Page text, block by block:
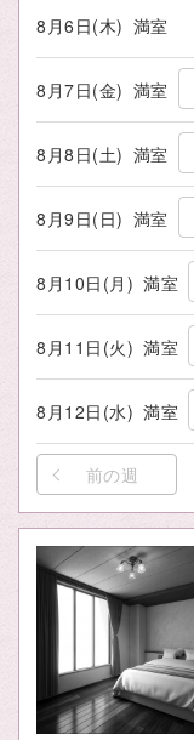
8月6日(木) 満室
8月7日(金) 満室
8月8日(土) 満室
8月9日(日) 満室
8月10日(月) 満室
8月11日(火) 満室
8月12日(水) 満室
前の週